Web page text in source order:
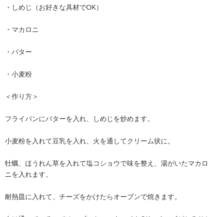
・しめじ（お好きな具材でOK）
・マカロニ
・バター
・小麦粉
＜作り方＞
フライパンにバターを入れ、しめじを炒めます。
小麦粉を入れて豆乳を入れ、火を通してクリーム状に。
牡蠣、ほうれん草を入れて塩コショウで味を整え、湯がいたマカロ
ニを入れます。
耐熱皿に入れて、チーズをかけたらオーブンで焼きます。